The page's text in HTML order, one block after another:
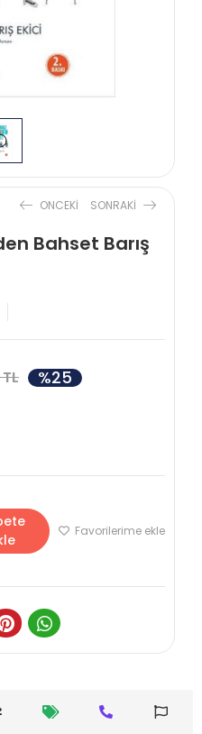
ONCEKI SONRAKI
Bahset Barış
%25
Favorilerime ekle